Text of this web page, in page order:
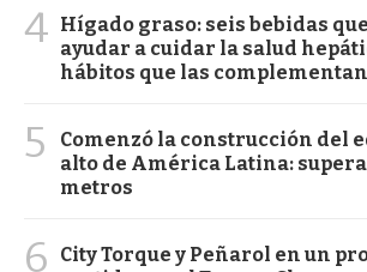
4 Hígado graso: seis bebidas
ayudar a cuidar la salud
hábitos que las complementan
5
Comenzó la construcción del
alto de América Latina:
metros
6
City Torque y Peñarol en un